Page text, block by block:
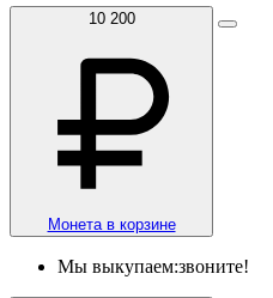
10 200
Монета в корзине
Мы выкупаем:звоните!